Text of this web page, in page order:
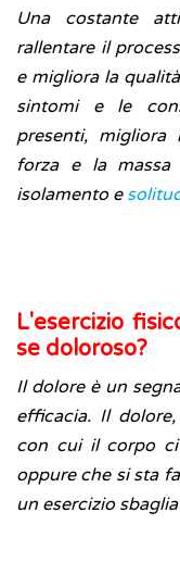
Una costante
rallentare il
e migliora la
sintomi e le
presenti,
forza e la massa
isolamento e
L'esercizio
se doloroso?
Il dolore è un
efficacia. Il
con cui il corpo
oppure che si sta
un esercizio